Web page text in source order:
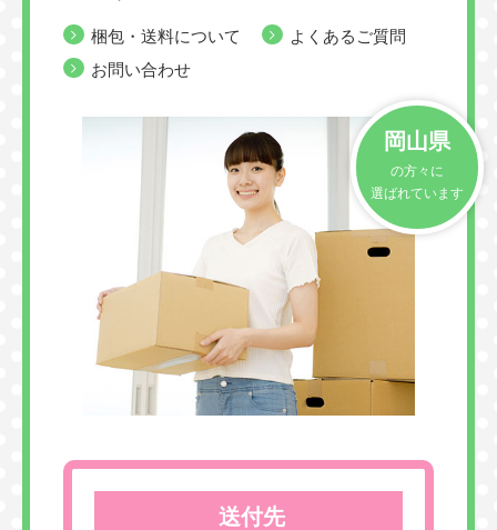
梱包・送料について
よくあるご質問
お問い合わせ
岡山県
の方々に
選ばれています
送付先